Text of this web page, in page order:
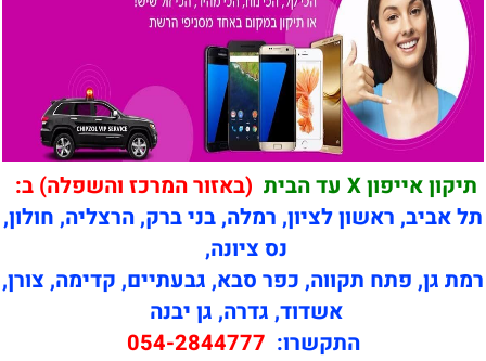
תיקון אייפון X עד הבית
(באזור המרכז והשפלה) ב:
תל אביב, ראשון לציון, רמלה, בני ברק, הרצליה, חולון,
נס ציונה,
רמת גן, פתח תקווה, כפר סבא, גבעתיים, קדימה, צורן,
אשדוד, גדרה, גן יבנה
התקשרו: 054-2844777